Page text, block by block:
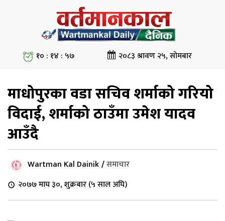
१० : १४ : ५८ २०८३ श्रावण २५, सोमबार
माधोपुरका वडा सचिव शर्माको गरियो
विदाई, शर्माको ठाउँमा उमेश यादव
आउँदै
Wartman Kal Dainik/समाचार
२०७७ माघ ३०, शुक्रबार (५ साल अघि)